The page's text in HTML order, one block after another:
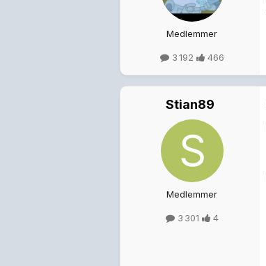
Medlemmer
3 192 466
Stian89
Medlemmer
3 301 4